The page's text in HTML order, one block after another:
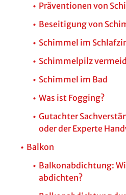
Präventionen von
Beseitigung von
Schimmel im
Schimmelpilz
Schimmel im Bad
Was ist Fogging?
Gutachter
oder der Experte
Balkon
Balkonabdichtung:
abdichten?